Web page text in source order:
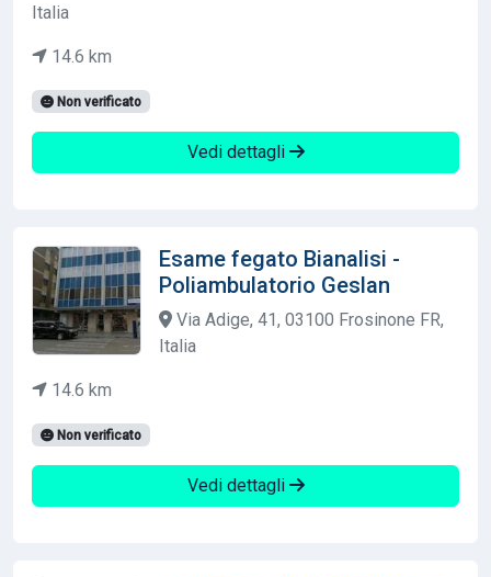
Italia
14.6 km
Non verificato
Vedi dettagli
Esame fegato Bianalisi -
Poliambulatorio Geslan
Via Adige, 41, 03100 Frosinone FR,
Italia
14.6 km
Non verificato
Vedi dettagli